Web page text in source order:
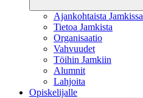
Ajankohtaista Jamkissa
Tietoa Jamkista
Organisaatio
Vahvuudet
Töihin Jamkiin
Alumnit
Lahjoita
Opiskelijalle